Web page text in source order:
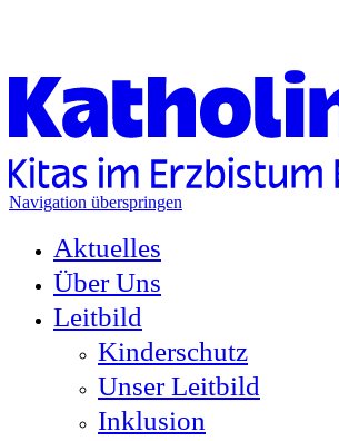
Navigation überspringen
Aktuelles
Über Uns
Leitbild
Kinderschutz
Unser Leitbild
Inklusion